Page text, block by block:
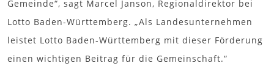
Gemeinde“, sagt Marcel Janson, Regionaldirektor bei
Lotto Baden-Württemberg. „Als Landesunternehmen
leistet Lotto Baden-Württemberg mit dieser Förderung
einen wichtigen Beitrag für die Gemeinschaft.“